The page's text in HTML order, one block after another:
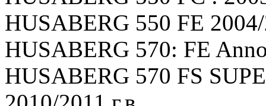
HUSABERG 550 FE 2004/
HUSABERG 570: FE
HUSABERG 570 FS